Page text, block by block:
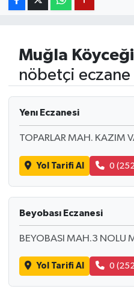
Muğla
nöbetçi eczane
Yenı Eczanesi
TOPARLAR MAH. KAZIM
Yol Tarifi Al 0
Beyobası Eczanesi
BEYOBASI MAH.3 NOLU
Yol Tarifi Al 0
TREND HABERLER